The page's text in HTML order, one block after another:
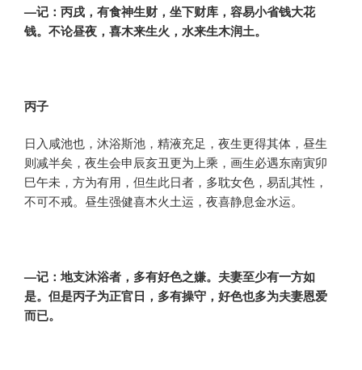
—记：丙戌，有食神生财，坐下财库，容易小省钱大花
钱。不论昼夜，喜木来生火，水来生木润土。
丙子
日入咸池也，沐浴斯池，精液充足，夜生更得其体，昼生
则减半矣，夜生会申辰亥丑更为上乘，画生必遇东南寅卯
巳午未，方为有用，但生此日者，多耽女色，易乱其性，
不可不戒。昼生强健喜木火土运，夜喜静息金水运。
—记：地支沐浴者，多有好色之嫌。夫妻至少有一方如
是。但是丙子为正官日，多有操守，好色也多为夫妻恩爱
而已。